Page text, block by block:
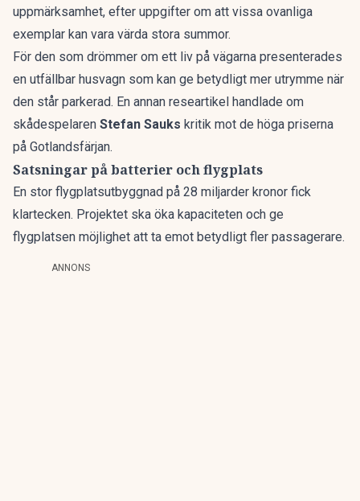
uppmärksamhet, efter uppgifter om att vissa ovanliga
exemplar kan vara värda stora summor.
För den som drömmer om ett liv på vägarna presenterades
en utfällbar husvagn som kan ge betydligt mer utrymme när
den står parkerad. En annan researtikel handlade om
skådespelaren Stefan Sauks kritik mot de höga priserna
på Gotlandsfärjan.
Satsningar på batterier och flygplats
En stor flygplatsutbyggnad på 28 miljarder kronor fick
klartecken. Projektet ska öka kapaciteten och ge
flygplatsen möjlighet att ta emot betydligt fler passagerare.
ANNONS